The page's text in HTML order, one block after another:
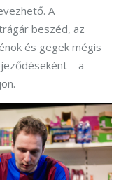
A
beszéd, az
és gegek mégis
– a